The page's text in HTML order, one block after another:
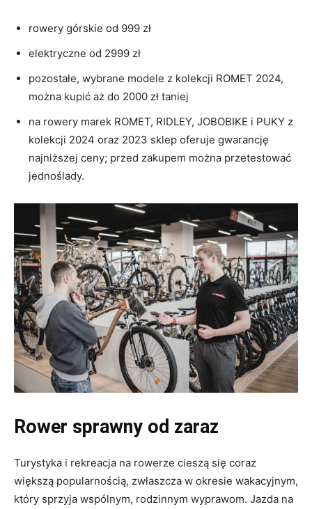
rowery górskie od 999 zł
elektryczne od 2999 zł
pozostałe, wybrane modele z kolekcji ROMET 2024,
można kupić aż do 2000 zł taniej
na rowery marek ROMET, RIDLEY, JOBOBIKE i PUKY z
kolekcji 2024 oraz 2023 sklep oferuje gwarancję
najniższej ceny; przed zakupem można przetestować
jednoślady.
Rower sprawny od zaraz
Turystyka i rekreacja na rowerze cieszą się coraz
większą popularnością, zwłaszcza w okresie wakacyjnym,
który sprzyja wspólnym, rodzinnym wyprawom. Jazda na